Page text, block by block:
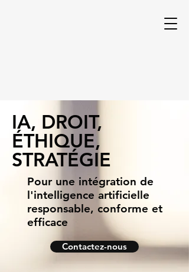
IA, DROIT,
ÉTHIQUE,
STRATÉGIE
Pour une intégration de
l'intelligence artificielle
responsable, conforme et
efficace
Contactez-nous